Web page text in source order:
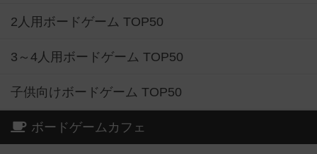
2人用ボードゲーム TOP50
3～4人用ボードゲーム TOP50
子供向けボードゲーム TOP50
ボードゲームカフェ